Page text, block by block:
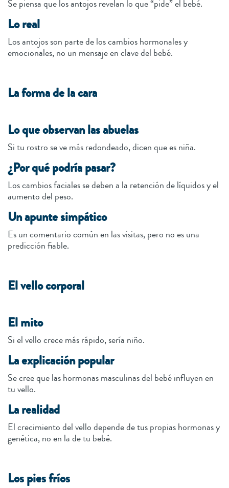
Se piensa que los antojos revelan lo que “pide” el bebé.
Lo real
Los antojos son parte de los cambios hormonales y
emocionales, no un mensaje en clave del bebé.
La forma de la cara
Lo que observan las abuelas
Si tu rostro se ve más redondeado, dicen que es niña.
¿Por qué podría pasar?
Los cambios faciales se deben a la retención de líquidos y el
aumento del peso.
Un apunte simpático
Es un comentario común en las visitas, pero no es una
predicción fiable.
El vello corporal
El mito
Si el vello crece más rápido, sería niño.
La explicación popular
Se cree que las hormonas masculinas del bebé influyen en
tu vello.
La realidad
El crecimiento del vello depende de tus propias hormonas y
genética, no en la de tu bebé.
Los pies fríos